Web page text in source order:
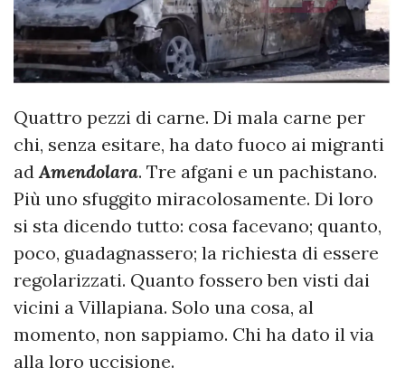
Quattro pezzi di carne. Di mala carne per
chi, senza esitare, ha dato fuoco ai migranti
adAmendolara. Tre afgani e un pachistano.
Più uno sfuggito miracolosamente. Di loro
si sta dicendo tutto: cosa facevano; quanto,
poco, guadagnassero; la richiesta di essere
regolarizzati. Quanto fossero ben visti dai
vicini a Villapiana. Solo una cosa, al
momento, non sappiamo. Chi ha dato il via
alla loro uccisione.